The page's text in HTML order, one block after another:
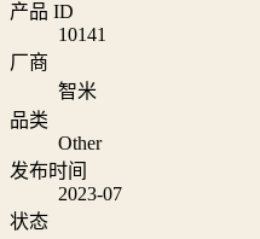
产品 ID
10141
厂商
智米
品类
Other
发布时间
2023-07
状态